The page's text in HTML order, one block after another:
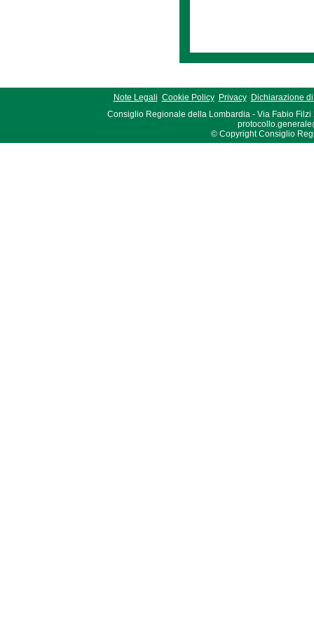
Note Legali Cookie Policy Privacy
Dichiarazione
Consiglio Regionale della Lombardia - Via Fabio Filzi
© Copyright Consiglio